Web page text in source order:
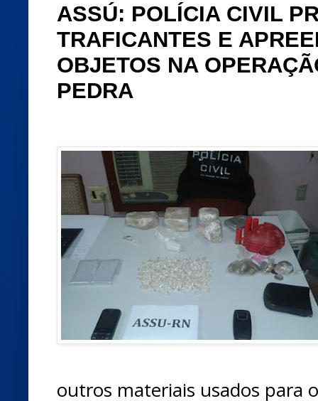
ASSÚ: POLÍCIA CIVIL
TRAFICANTES E
OBJETOS NA
PEDRA
outros materiais usados para